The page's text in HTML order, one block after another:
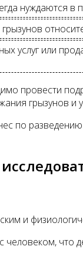
нуждаются
услуг или
провести
грызунов и
по
и
человеком,